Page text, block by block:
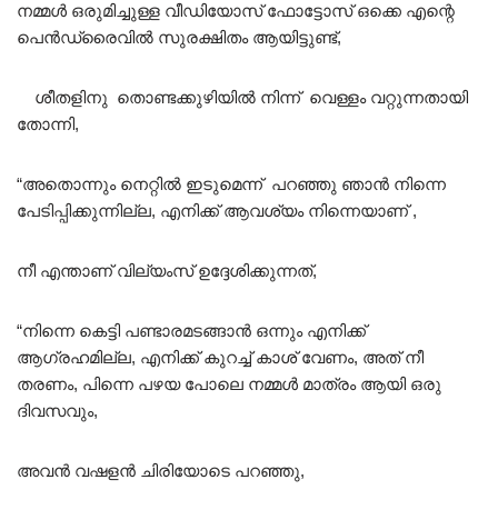
നമ്മൾ ഒരുമിച്ചുള്ള വീഡിയോസ് ഫോട്ടോസ് ഒക്കെ എന്റെ
പെൻഡ്രൈവിൽ സുരക്ഷിതം ആയിട്ടുണ്ട്,
ശീതളിനു തൊണ്ടക്കുഴിയിൽ നിന്ന് വെള്ളം വറ്റുന്നതായി
തോന്നി,
“അതൊന്നും നെറ്റിൽ ഇടുമെന്ന് പറഞ്ഞു ഞാൻ നിന്നെ
പേടിപ്പിക്കുന്നില്ല, എനിക്ക് ആവശ്യം നിന്നെയാണ് ,
നീ എന്താണ് വില്യംസ് ഉദ്ദേശിക്കുന്നത്,
“നിന്നെ കെട്ടി പണ്ടാരമടങ്ങാൻ ഒന്നും എനിക്ക്
ആഗ്രഹമില്ല, എനിക്ക് കുറച്ച് കാശ് വേണം, അത് നീ
തരണം, പിന്നെ പഴയ പോലെ നമ്മൾ മാത്രം ആയി ഒരു
ദിവസവും,
അവൻ വഷളൻ ചിരിയോടെ പറഞ്ഞു,